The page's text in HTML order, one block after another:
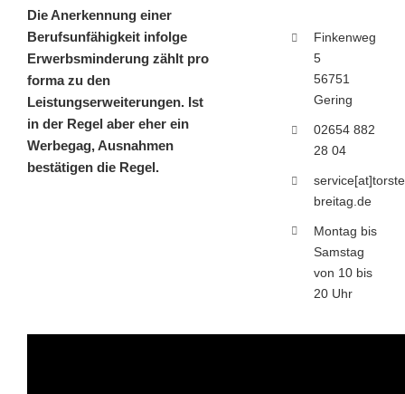
Die Anerkennung einer
Berufsunfähigkeit infolge
Erwerbsminderung zählt pro
forma zu den
Leistungserweiterungen. Ist
in der Regel aber eher ein
Werbegag, Ausnahmen
bestätigen die Regel.
Finkenweg
5
56751
Gering
02654 882
28 04
breitag.de
Montag bis
Samstag
von 10 bis
20 Uhr